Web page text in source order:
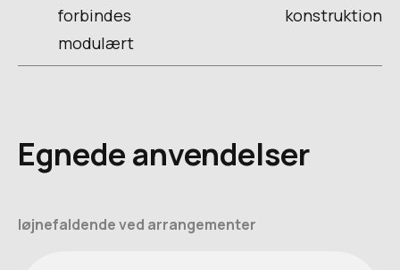
forbindes
modulært
konstruktion
Egnede anvendelser
Iøjnefaldende ved arrangementer